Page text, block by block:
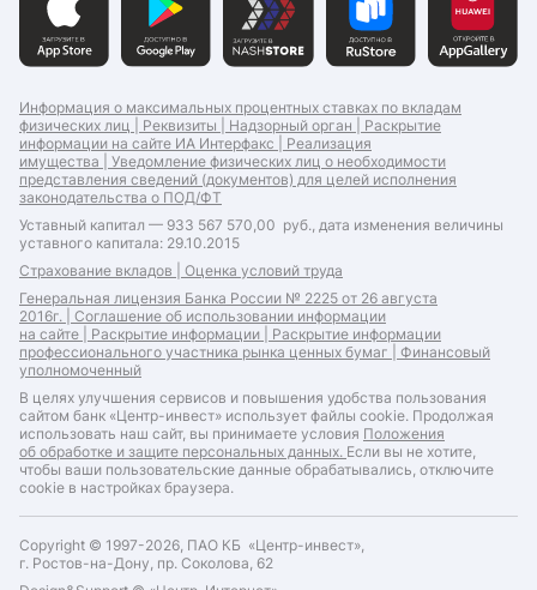
Информация о максимальных процентных ставках по вкладам
физических лиц | Реквизиты | Надзорный орган | Раскрытие
информации на сайте ИА Интерфакс | Реализация
имущества | Уведомление физических лиц о необходимости
представления сведений (документов) для целей исполнения
законодательства о ПОД/ФТ
Уставный капитал — 933 567 570,00 руб., дата изменения величины
уставного капитала: 29.10.2015
Страхование вкладов | Оценка условий труда
Генеральная лицензия Банка России № 2225 от 26 августа
2016г. | Соглашение об использовании информации
на сайте | Раскрытие информации | Раскрытие информации
профессионального участника рынка ценных бумаг | Финансовый
уполномоченный
В целях улучшения сервисов и повышения удобства пользования
сайтом банк «Центр-инвест» использует файлы cookie. Продолжая
использовать наш сайт, вы принимаете условия Положения
об обработке и защите персональных данных. Если вы не хотите,
чтобы ваши пользовательские данные обрабатывались, отключите
cookie в настройках браузера.
Copyright © 1997-2026, ПАО КБ «Центр-инвест»,
г. Ростов-на-Дону, пр. Соколова, 62